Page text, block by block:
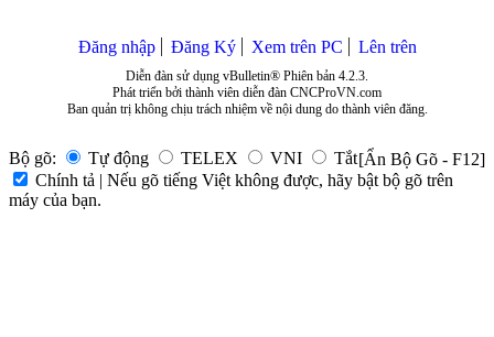
Đăng nhập Đăng Ký Xem trên PC Lên trên
Diễn đàn sử dụng vBulletin® Phiên bản 4.2.3.
Phát triển bởi thành viên diễn đàn CNCProVN.com
Ban quản trị không chịu trách nhiệm về nội dung do thành viên đăng.
Bộ gõ: Tự động TELEX VNI Tắt[Ẩn Bộ Gõ - F12]
Chính tả | Nếu gõ tiếng Việt không được, hãy bật bộ gõ trên
máy của bạn.